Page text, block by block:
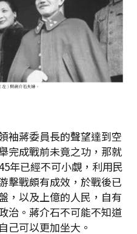
袖蔣委員長的聲望達到空
完成戰前未竟之功，那就
年已經不可小覷，利用民
擊戰頗有成效，於戰後已
，以及上億的人民，自有
治。蔣介石不可能不知道
己可以更加坐大。